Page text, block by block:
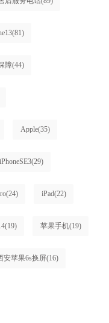
(81)
障(44)
Apple(35)
iPhoneSE3(29)
(24) iPad(22)
(19) 苹果手机(19)
安苹果6s换屏(16)